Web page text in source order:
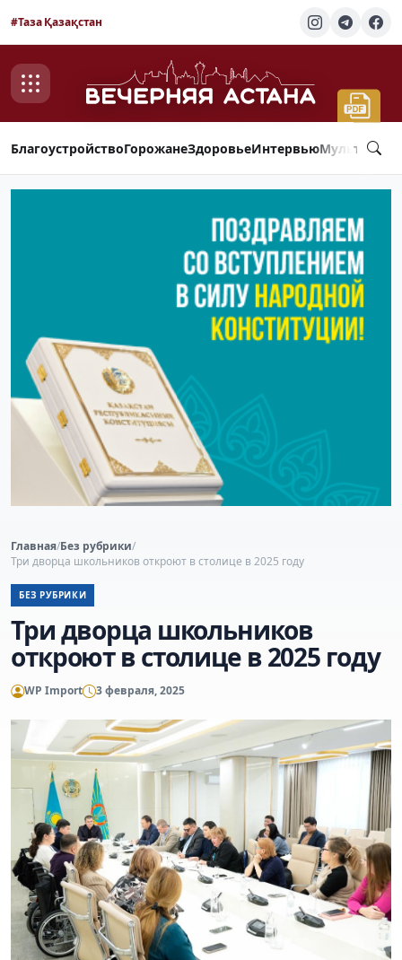
#Таза Қазақстан
БлагоустройствоГорожанеЗдоровьеИнтервью
Главная/Без рубрики/
Три дворца школьников откроют в столице в 2025 году
БЕЗ РУБРИКИ
Три дворца школьников
откроют в столице в 2025 году
WP Import 3 февраля, 2025